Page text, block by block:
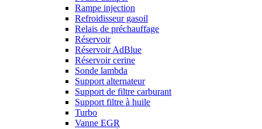
Rampe injection
Refroidisseur gasoil
Relais de préchauffage
Réservoir
Réservoir AdBlue
Réservoir cerine
Sonde lambda
Support alternateur
Support de filtre carburant
Support filtre à huile
Turbo
Vanne EGR